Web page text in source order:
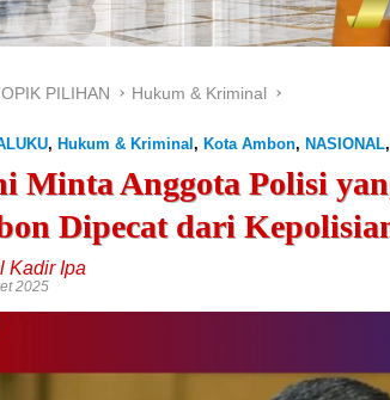
PILIHAN Hukum & Kriminal
, Hukum & Kriminal, Kota Ambon, NASIONAL,
Minta Anggota Polisi
Dipecat dari
Kadir Ipa
2025